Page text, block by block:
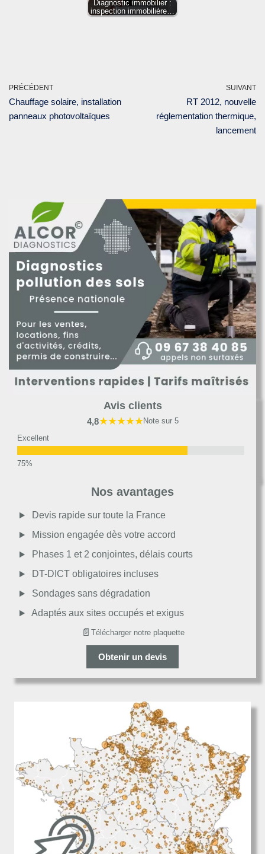
Diagnostic immobilier :
inspection immobilière…
PRÉCÉDENT
Chauffage solaire, installation
panneaux photovoltaïques
SUIVANT
RT 2012, nouvelle
réglementation thermique,
lancement
Avis clients
4,8★★★★★Note sur 5
Excellent
Moyen
Passable
Décevant
Nos avantages
Devis rapide sur toute la France
Mission engagée dès votre accord
Phases 1 et 2 conjointes, délais courts
DT-DICT obligatoires incluses
Sondages sans dégradation
Adaptés aux sites occupés et exigus
📄 Télécharger notre plaquette
Obtenir un devis